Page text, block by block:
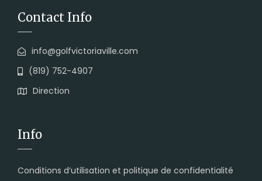
Contact Info
info@golfvictoriaville.com
(819) 752-4907
Direction
Info
Conditions d’utilisation et politique de confidentialité